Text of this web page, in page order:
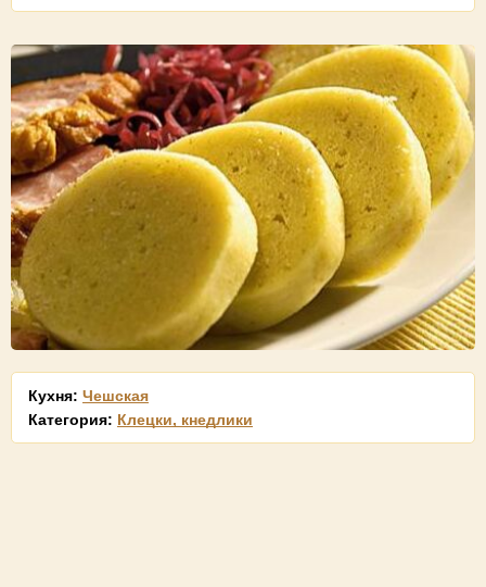
Кухня: Чешская
Категория: Клецки, кнедлики